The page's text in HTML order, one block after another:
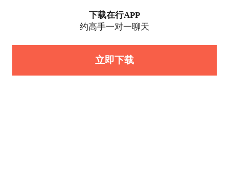
下载在行APP
约高手一对一聊天
立即下载